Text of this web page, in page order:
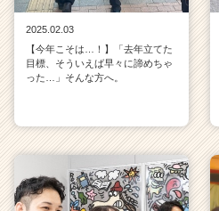
2025.02.03
【今年こそは…！】「去年立てた
目標、そういえば早々に諦めちゃ
った…」そんな方へ。